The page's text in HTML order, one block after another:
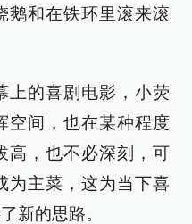
鹅和在铁环里滚来滚
上的喜剧电影，小荧
空间，也在某种程度
高，也不必深刻，可
为主菜，这为当下喜
新的思路。